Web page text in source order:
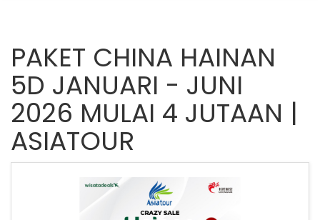
PAKET CHINA HAINAN
5D JANUARI - JUNI
2026 MULAI 4 JUTAAN |
ASIATOUR